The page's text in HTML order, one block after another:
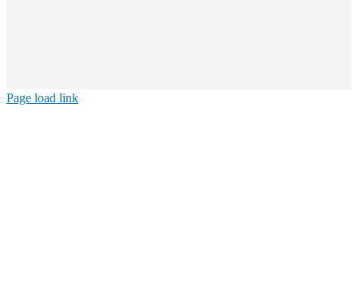
Page load link